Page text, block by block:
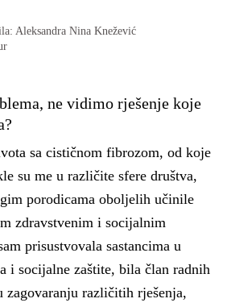
Aleksandra Nina Knežević
ne vidimo rješenje koje
sa cističnom fibrozom, od koje
su me u različite sfere društva,
porodicama oboljelih učinile
zdravstvenim i socijalnim
prisustvovala sastancima u
i socijalne zaštite, bila član radnih
zagovaranju različitih rješenja,